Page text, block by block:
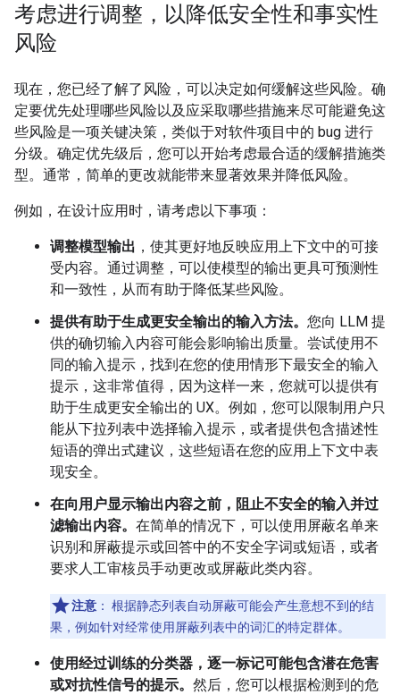
考虑进行调整，以降低安全性和事实性
风险
现在，您已经了解了风险，可以决定如何缓解这些风险。确
定要优先处理哪些风险以及应采取哪些措施来尽可能避免这
些风险是一项关键决策，类似于对软件项目中的 bug 进行
分级。确定优先级后，您可以开始考虑最合适的缓解措施类
型。通常，简单的更改就能带来显著效果并降低风险。
例如，在设计应用时，请考虑以下事项：
调整模型输出 ，使其更好地反映应用上下文中的可接
受内容。通过调整，可以使模型的输出更具可预测性
和一致性，从而有助于降低某些风险。
提供有助于生成更安全输出的输入方法。 您向 LLM 提
供的确切输入内容可能会影响输出质量。尝试使用不
同的输入提示，找到在您的使用情形下最安全的输入
提示，这非常值得，因为这样一来，您就可以提供有
助于生成更安全输出的 UX。例如，您可以限制用户只
能从下拉列表中选择输入提示，或者提供包含描述性
短语的弹出式建议，这些短语在您的应用上下文中表
现安全。
在向用户显示输出内容之前，阻止不安全的输入并过
滤输出内容。 在简单的情况下，可以使用屏蔽名单来
识别和屏蔽提示或回答中的不安全字词或短语，或者
要求人工审核员手动更改或屏蔽此类内容。
注意 ： 根据静态列表自动屏蔽可能会产生意想不到的结
果，例如针对经常使用屏蔽列表中的词汇的特定群体。
使用经过训练的分类器，逐一标记可能包含潜在危害
或对抗性信号的提示。 然后，您可以根据检测到的危